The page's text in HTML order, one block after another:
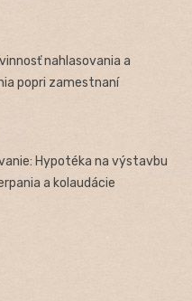
nahlasovania a
popri zamestnaní
Hypotéka na výstavbu
a kolaudácie